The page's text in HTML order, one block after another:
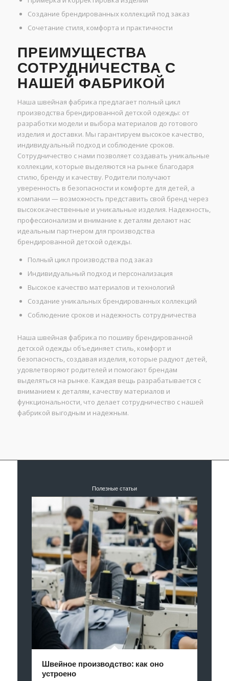
Создание брендированных коллекций под заказ
Сочетание стиля, комфорта и практичности
ПРЕИМУЩЕСТВА
СОТРУДНИЧЕСТВА С
НАШЕЙ ФАБРИКОЙ
Наша швейная фабрика предлагает полный цикл
производства брендированной детской одежды: от
разработки модели и выбора материалов до готового
изделия и доставки. Мы гарантируем высокое качество,
индивидуальный подход и соблюдение сроков.
Сотрудничество с нами позволяет создавать уникальные
коллекции, которые выделяются на рынке благодаря
стилю, бренду и качеству. Родители получают
уверенность в безопасности и комфорте для детей, а
компании — возможность представить свой бренд через
высококачественные и уникальные изделия. Надежность,
профессионализм и внимание к деталям делают нас
идеальным партнером для производства
брендированной детской одежды.
Полный цикл производства под заказ
Индивидуальный подход и персонализация
Высокое качество материалов и технологий
Создание уникальных брендированных коллекций
Соблюдение сроков и надежность сотрудничества
Наша швейная фабрика по пошиву брендированной
детской одежды объединяет стиль, комфорт и
безопасность, создавая изделия, которые радуют детей,
удовлетворяют родителей и помогают брендам
выделяться на рынке. Каждая вещь разрабатывается с
вниманием к деталям, качеству материалов и
функциональности, что делает сотрудничество с нашей
фабрикой выгодным и надежным.
Полезные статьи
Швейное производство: как оно
устроено